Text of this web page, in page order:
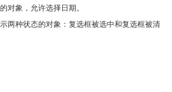
对象，允许选择日期。
两种状态的对象：复选框被选中和复选框被清